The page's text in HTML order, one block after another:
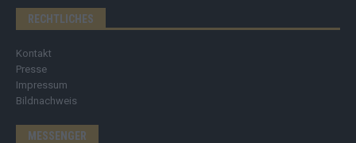
RECHTLICHES
Kontakt
Presse
Impressum
Bildnachweis
MESSENGER